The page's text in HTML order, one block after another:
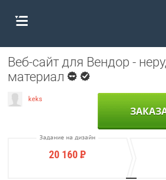
Веб-сайт для Вендор -
материал
keks
Задание на дизайн
20 160Р